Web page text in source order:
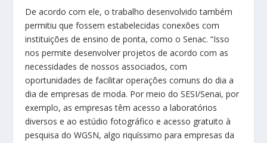
De acordo com ele, o trabalho desenvolvido também
permitiu que fossem estabelecidas conexões com
instituições de ensino de ponta, como o Senac. “Isso
nos permite desenvolver projetos de acordo com as
necessidades de nossos associados, com
oportunidades de facilitar operações comuns do dia a
dia de empresas de moda. Por meio do SESI/Senai, por
exemplo, as empresas têm acesso a laboratórios
diversos e ao estúdio fotográfico e acesso gratuito à
pesquisa do WGSN, algo riquíssimo para empresas da